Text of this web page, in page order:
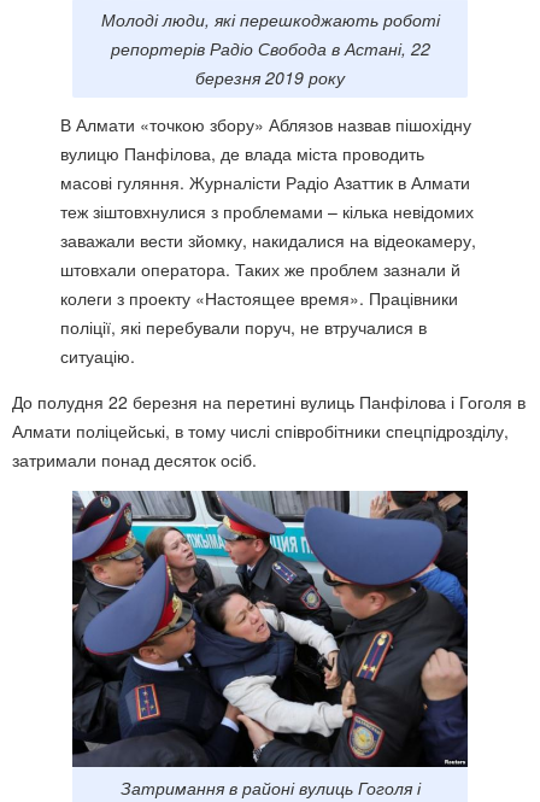
Молоді люди, які перешкоджають роботі
репортерів Радіо Свобода в Астані, 22
березня 2019 року
В Алмати «точкою збору» Аблязов назвав пішохідну
вулицю Панфілова, де влада міста проводить
масові гуляння. Журналісти Радіо Азаттик в Алмати
теж зіштовхнулися з проблемами – кілька невідомих
заважали вести зйомку, накидалися на відеокамеру,
штовхали оператора. Таких же проблем зазнали й
колеги з проекту «Настоящее время». Працівники
поліції, які перебували поруч, не втручалися в
ситуацію.
До полудня 22 березня на перетині вулиць Панфілова і Гоголя в
Алмати поліцейські, в тому числі співробітники спецпідрозділу,
затримали понад десяток осіб.
Затримання в районі вулиць Гоголя і